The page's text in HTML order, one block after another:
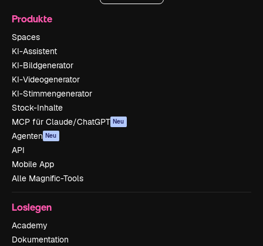
Produkte
Spaces
KI-Assistent
KI-Bildgenerator
KI-Videogenerator
KI-Stimmengenerator
Stock-Inhalte
MCP für Claude/ChatGPT Neu
Agenten Neu
API
Mobile App
Alle Magnific-Tools
Loslegen
Academy
Dokumentation